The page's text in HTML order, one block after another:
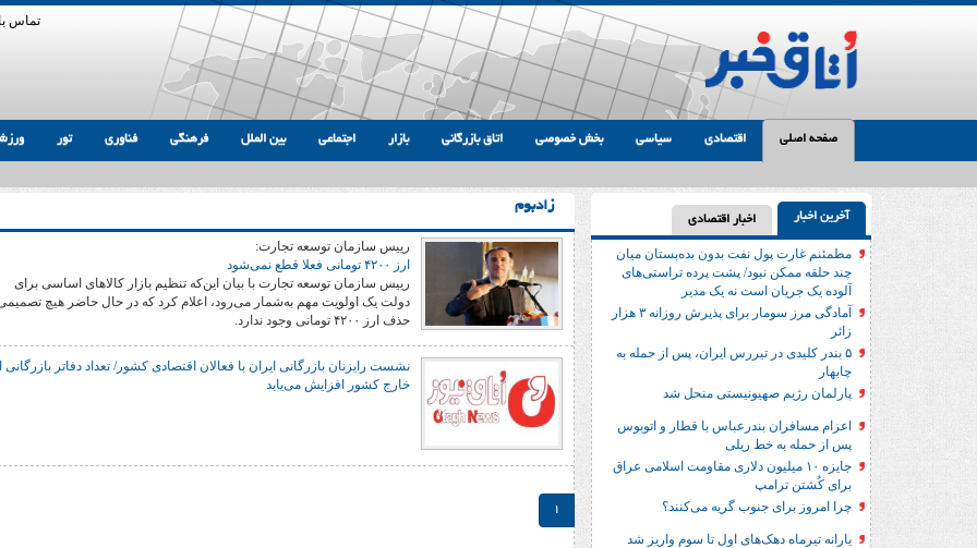
تماس
صفحه اصلی اقتصادی سیاسی بخش خصوصی اتاق بازرگانی بازار اجتماعی بین الملل فرهنگی فناوری تور
آخرین اخبار اخبار اقتصادی
مطمئنم غارت پول نفت بدون بده‌بستان میان
چند حلقه ممکن نبود/ پشت پرده تراستی‌‌های
آلوده یک جریان است نه یک مدیر
آمادگی مرز سومار برای پذیرش روزانه ۳ هزار
زائر
۵ بندر کلیدی در تیررس ایران، پس از حمله به
چابهار
پارلمان رژیم صهیونیستی منحل شد
اعزام مسافران بندرعباس با قطار و اتوبوس
پس از حمله به خط ریلی
جایزه ۱۰ میلیون دلاری مقاومت اسلامی عراق
برای کُشتن ترامپ
چرا امروز برای جنوب گریه می‌کنند؟
یارانه تیرماه دهک‌های اول تا سوم واریز شد
زادبوم
رییس سازمان توسعه تجارت:
ارز ۴۲۰۰ تومانی فعلا قطع نمی‌شود
رییس سازمان توسعه تجارت با بیان این‌که تنظیم بازار کالاهای اساسی برای
دولت یک اولویت مهم به‌شمار می‌رود، اعلام کرد که در حال حاضر هیچ
حذف ارز ۴۲۰۰ تومانی وجود ندارد.
نشست رایزنان بازرگانی ایران با فعالان اقتصادی کشور/ تعداد دفاتر بازرگانی
خارج کشور افزایش می‌یابد
1